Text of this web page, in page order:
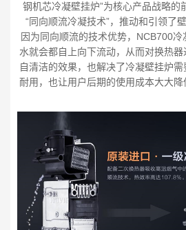
钢机芯冷凝壁挂炉”为核心产品战略的
“同向顺流冷凝技术”，推动和引领了
因为同向顺流的技术优势，NCB700
水就会都自上向下流动，从而对换热器
自清洁的效果，也解决了冷凝壁挂炉
耐用，也让用户后期的使用成本大大降